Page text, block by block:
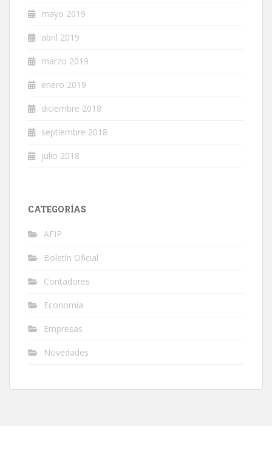
mayo 2019
abril 2019
marzo 2019
enero 2019
diciembre 2018
septiembre 2018
julio 2018
CATEGORÍAS
AFIP
Boletín Oficial
Contadores
Economía
Empresas
Novedades